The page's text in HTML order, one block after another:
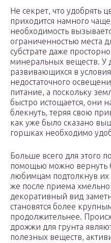
Не секрет, что удобрять
приходится намного
необходимость
ограниченностью места
субстрате даже
минеральных веществ. У
развивающихся в
недостаточного
питание, а поскольку
быстро истощается, они
блекнуть, теряя свою
как уже было сказано
горшках необходимо
Больше всего для этого
помощью можно
любимцам подтолкнув их
же после приема
декоративный вид
становятся более
продолжительнее.
дрожжи для грунта
полезных веществ,